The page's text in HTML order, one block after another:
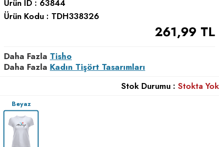
Ürün ID : 63844
Ürün Kodu : TDH338326
261,99 TL
Daha Fazla Tisho
Daha Fazla Kadın Tişört Tasarımları
Stok Durumu : Stokta Yok
Beyaz